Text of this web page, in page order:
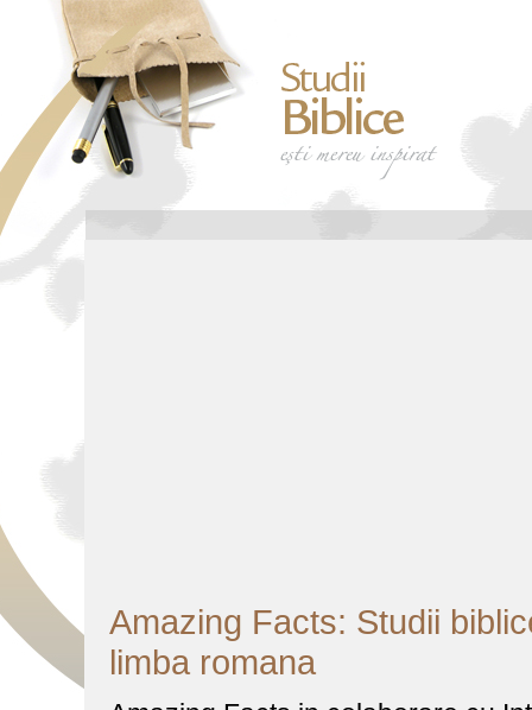
Amazing Facts: Studii
limba romana